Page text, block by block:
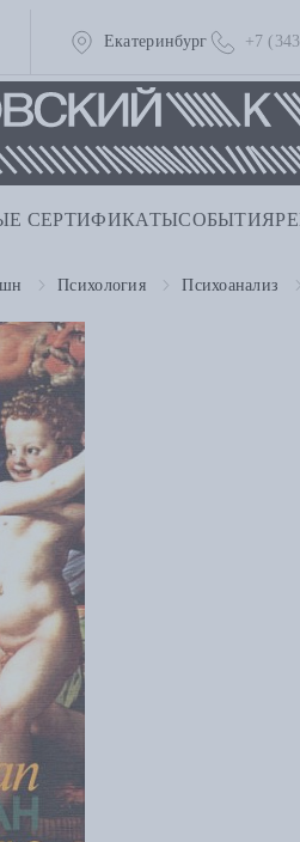
Екатеринбург +7
СЕРТИФИКАТЫСОБЫТИЯ
Психология Психоанализ